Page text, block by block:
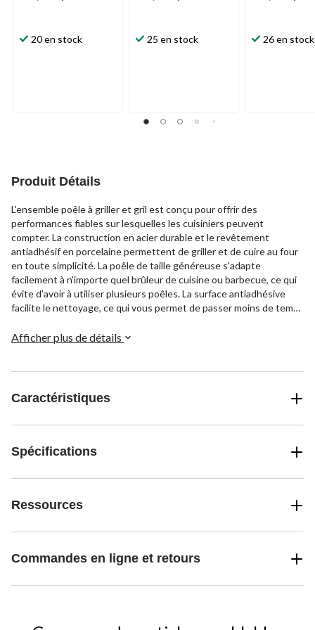
20 en stock 25 en stock 26 en stock
Produit Détails
L'ensemble poêle à griller et gril est conçu pour offrir des
performances fiables sur lesquelles les cuisiniers peuvent
compter. La construction en acier durable et le revêtement
antiadhésif en porcelaine permettent de griller et de cuire au four
en toute simplicité. La poêle de taille généreuse s'adapte
facilement à n'importe quel brûleur de cuisine ou barbecue, ce qui
évite d'avoir à utiliser plusieurs poêles. La surface antiadhésive
facilite le nettoyage, ce qui vous permet de passer moins de temps
Afficher plus de détails
Caractéristiques
Spécifications
Ressources
Commandes en ligne et retours